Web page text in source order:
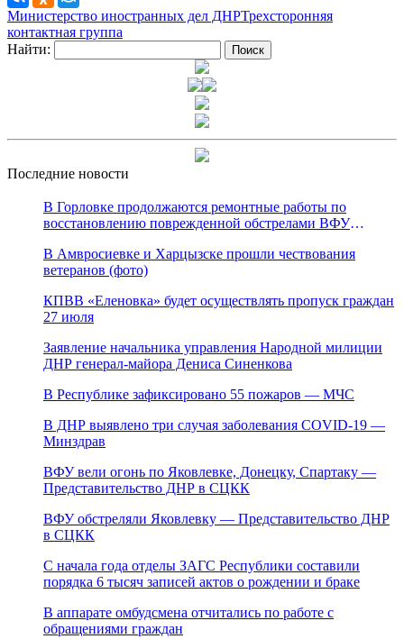
Министерство иностранных дел ДНРТрехсторонняя
контактная группа
Найти:
Последние новости
В Горловке продолжаются ремонтные работы по
восстановлению поврежденной обстрелами ВФУ
В Амвросиевке и Харцызске прошли чествования
ветеранов (фото)
КПВВ «Еленовка» будет осуществлять пропуск граждан
27 июля
Заявление начальника управления Народной милиции
ДНР генерал-майора Дениса Синенкова
В Республике зафиксировано 55 пожаров — МЧС
В ДНР выявлено три случая заболевания COVID-19 —
Минздрав
ВФУ вели огонь по Яковлевке, Донецку, Спартаку —
Представительство ДНР в СЦКК
ВФУ обстреляли Яковлевку — Представительство ДНР
в СЦКК
С начала года отделы ЗАГС Республики составили
порядка 6 тысяч записей актов о рождении и браке
В аппарате омбудсмена отчитались по работе с
обращениями граждан